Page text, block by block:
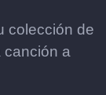
colección de
canción a